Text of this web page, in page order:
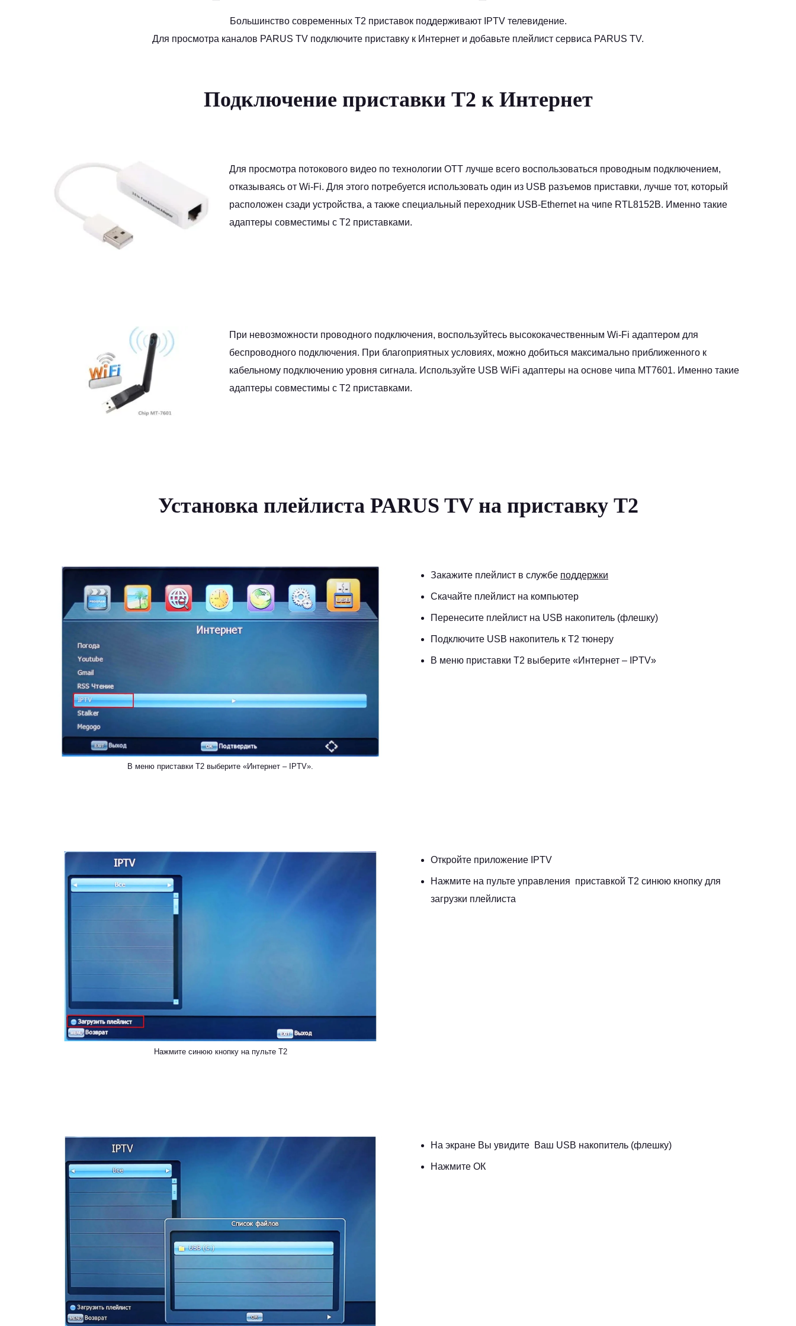
Большинство современных Т2 приставок поддерживают IPTV телевидение.
Для просмотра каналов PARUS TV подключите приставку к Интернет и добавьте плейлист сервиса PARUS TV.
Подключение приставки T2 к Интернет
Для просмотра потокового видео по технологии OTT лучше всего воспользоваться проводным подключением,
отказываясь от Wi-Fi. Для этого потребуется использовать один из USB разъемов приставки, лучше тот, который
расположен сзади устройства, а также специальный переходник USB-Ethernet на чипе RTL8152B. Именно такие
адаптеры совместимы с Т2 приставками.
При невозможности проводного подключения, воспользуйтесь высококачественным Wi-Fi адаптером для
беспроводного подключения. При благоприятных условиях, можно добиться максимально приближенного к
кабельному подключению уровня сигнала. Используйте USB WiFi адаптеры на основе чипа MT7601. Именно такие
адаптеры совместимы с Т2 приставками.
Установка плейлиста PARUS TV на приставку Т2
В меню приставки Т2 выберите «Интернет – IPTV».
Закажите плейлист в службе поддержки
Скачайте плейлист на компьютер
Перенесите плейлист на USB накопитель (флешку)
Подключите USB накопитель к Т2 тюнеру
В меню приставки Т2 выберите «Интернет – IPTV»
Нажмите синюю кнопку на пульте T2
Откройте приложение IPTV
Нажмите на пульте управления приставкой Т2 синюю кнопку для
загрузки плейлиста
На экране Вы увидите Ваш USB накопитель (флешку)
Нажмите ОК